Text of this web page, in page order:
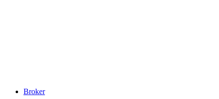
Broker